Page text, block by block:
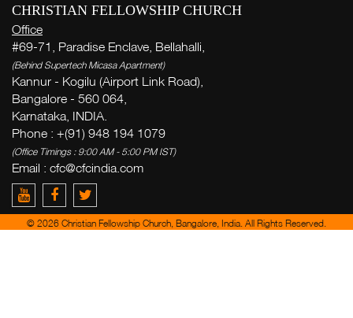
CHRISTIAN FELLOWSHIP CHURCH
Office
#69-71, Paradise Enclave, Bellahalli,
(Behind Supertech Micasa Apartment)
Kannur - Kogilu (Airport Link Road),
Bangalore - 560 064,
Karnataka, INDIA.
Phone : +(91) 948 194 1079
(Office Timings : 9:00 AM - 5:00 PM IST)
Email : cfc@cfcindia.com
© 2026 Christian Fellowship Church, Bangalore, India. All Rights Reserved.